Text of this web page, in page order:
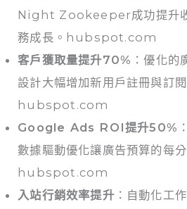
Night Zookeeper成功提升
務成長。hubspot.com
客戶獲取量提升70% ：優化的
設計大幅增加新用戶註冊與訂閱
hubspot.com
Google Ads ROI提升50%
數據驅動優化讓廣告預算的每
hubspot.com
入站行銷效率提升：自動化工